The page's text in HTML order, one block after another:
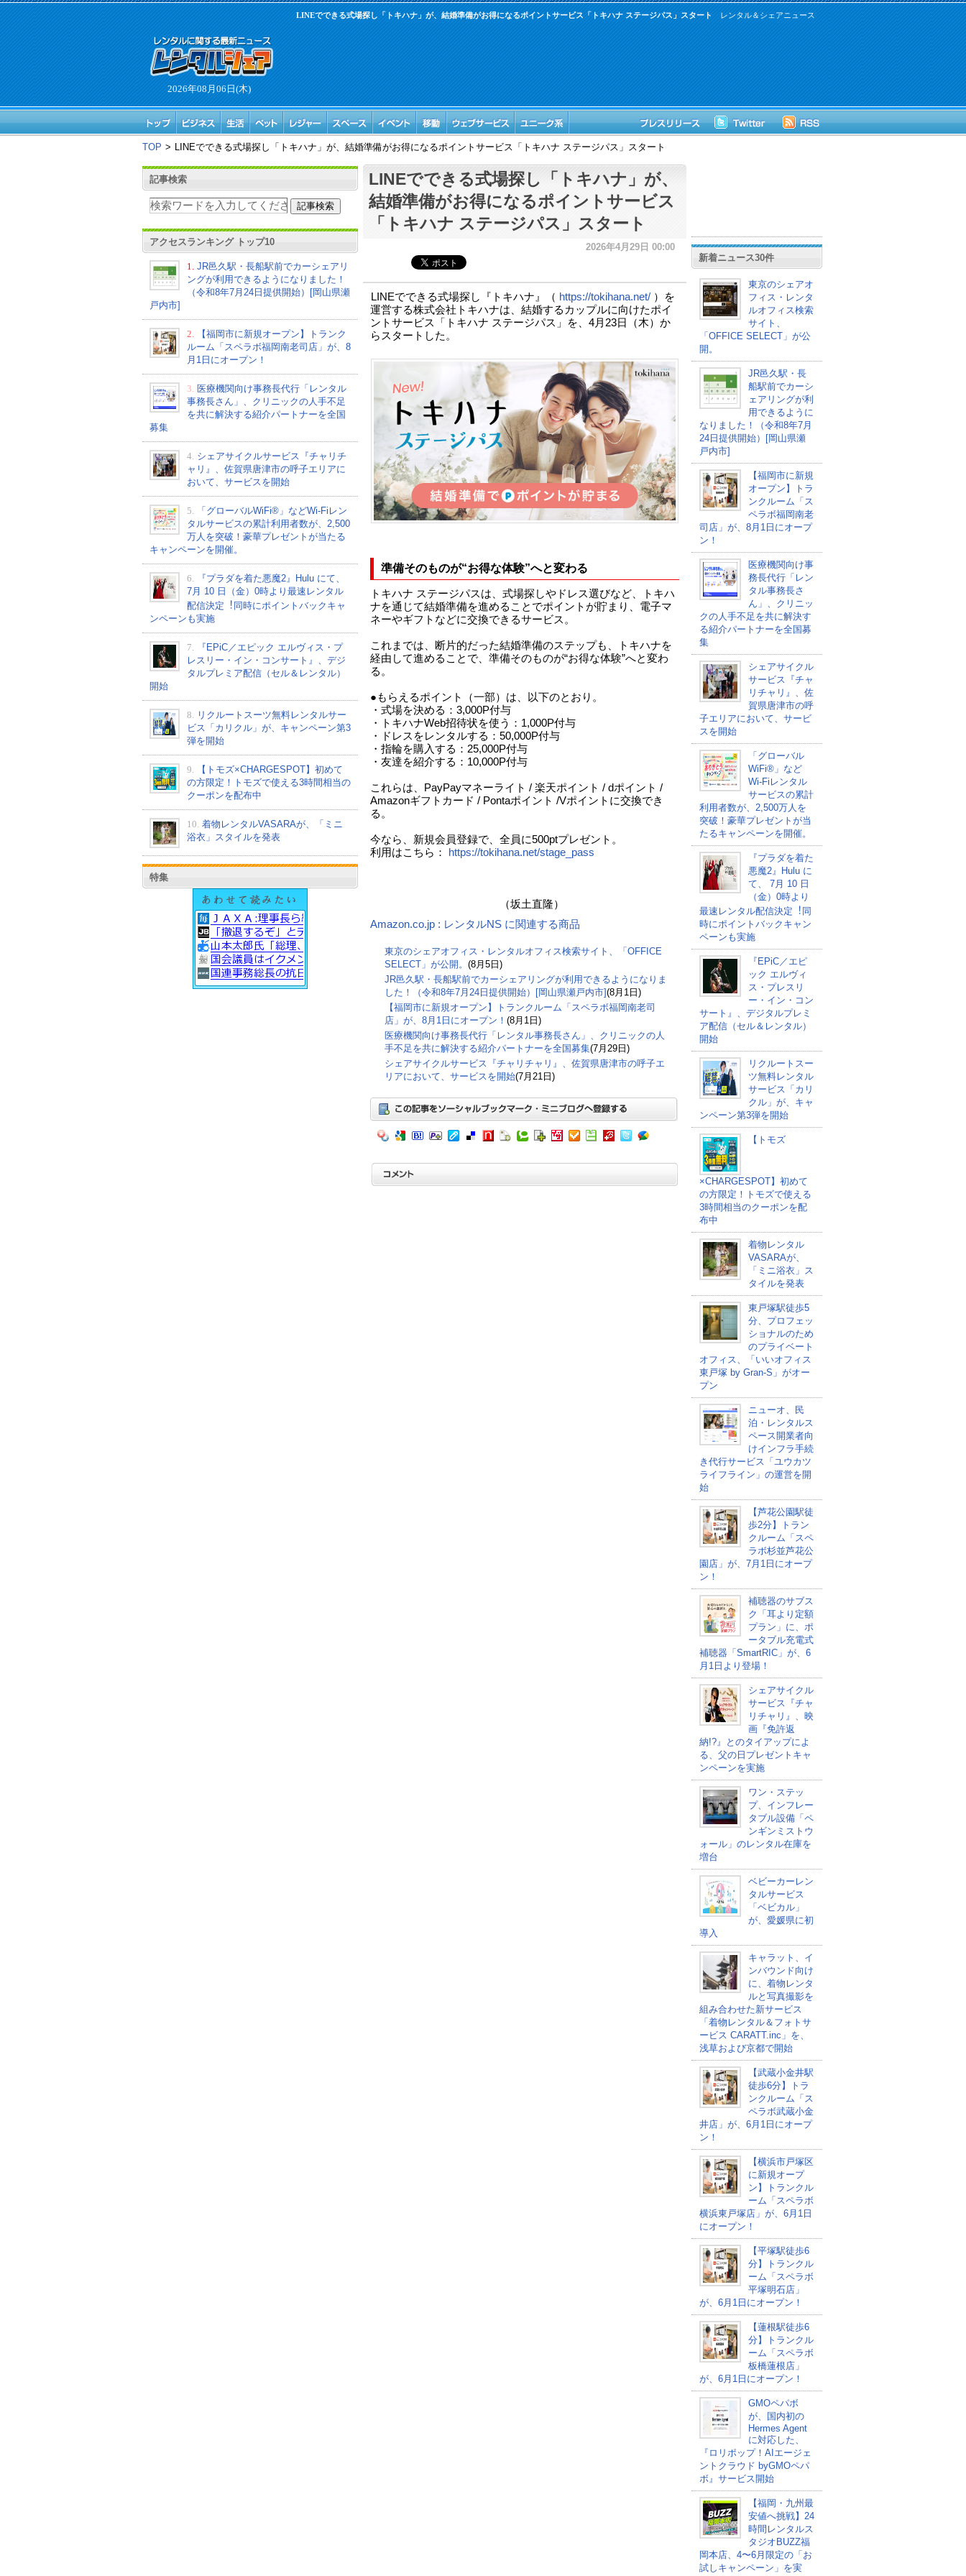
2026年08月06日(木)
レンタル＆シェアニュース
LINEでできる式場探し「トキハナ」が、結婚準備がお得になるポイントサービス「トキハナ ステージパス」スタート
TOP > LINEでできる式場探し「トキハナ」が、結婚準備がお得になるポイントサービス「トキハナ ステージパス」スタート
記事検索
アクセスランキング トップ10
1.
JR邑久駅・長船駅前でカーシェアリ
ングが利用できるようになりました！
（令和8年7月24日提供開始）[岡山県瀬
戸内市]
2.
【福岡市に新規オープン】トランク
ルーム「スペラボ福岡南老司店」が、8
月1日にオープン！
3. 医療機関向け事務長代行「レンタル
事務長さん」、クリニックの人手不足
を共に解決する紹介パートナーを全国
募集
4. シェアサイクルサービス『チャリチ
ャリ』、佐賀県唐津市の呼子エリアに
おいて、サービスを開始
5.
「グローバルWiFi®」などWi-Fiレン
タルサービスの累計利用者数が、2,500
万人を突破！豪華プレゼントが当たる
キャンペーンを開催。
6.
『プラダを着た悪魔2』Hulu にて、
7⽉ 10 ⽇（金）0時より最速レンタル
配信決定︕同時にポイントバックキャ
ンペーンも実施
7.
『EPiC／エピック エルヴィス・プ
レスリー・イン・コンサート』、デジ
タルプレミア配信（セル＆レンタル）
開始
8.
リクルートスーツ無料レンタルサー
ビス「カリクル」が、キャンペーン第3
弾を開始
9.
【トモズ×CHARGESPOT】初めて
の方限定！トモズで使える3時間相当の
クーポンを配布中
10. 着物レンタルVASARAが、「ミニ
浴衣」スタイルを発表
特集
LINEでできる式場探し「トキハナ」が、
結婚準備がお得になるポイントサービス
「トキハナ ステージパス」スタート
2026年4月29日 00:00
​​LINEでできる式場探し『トキハナ』（ https://tokihana.net/）を
運営する株式会社トキハナは、結婚するカップルに向けたポイ
ントサービス「トキハナ ステージパス」を、4月23日（木）か
らスタートした。
準備そのものが“お得な体験”へと変わる
トキハナ ステージパスは、式場探しやドレス選びなど、トキハ
ナを通じて結婚準備を進めることでポイントが貯まり、電子マ
ネーやギフトなどに交換できるサービス。
これまでは、断片的だった結婚準備のステップも、トキハナを
経由して進めることで、準備そのものが“お得な体験”へと変わ
る。
●もらえるポイント（一部）は、以下のとおり。
・式場を決める：3,000P付与
・トキハナWeb招待状を使う：1,000P付与
・ドレスをレンタルする：50,000P付与
・指輪を購入する：25,000P付与
・友達を紹介する：10,000P付与
これらは、PayPayマネーライト / 楽天ポイント / dポイント /
Amazonギフトカード / Pontaポイント /Vポイントに交換でき
る。
今なら、新規会員登録で、全員に500ptプレゼント。
利用はこちら： https://tokihana.net/stage_pass
（坂土直隆）
Amazon.co.jp : レンタルNS に関連する商品
東京のシェアオフィス・レンタルオフィス検索サイト、「OFFICE
SELECT」が公開。 (8月5日)
JR邑久駅・長船駅前でカーシェアリングが利用できるようになりま
した！（令和8年7月24日提供開始）[岡山県瀬戸内市](8月1日)
【福岡市に新規オープン】トランクルーム「スペラボ福岡南老司
店」が、8月1日にオープン！ (8月1日)
医療機関向け事務長代行「レンタル事務長さん」、クリニックの人
手不足を共に解決する紹介パートナーを全国募集(7月29日)
シェアサイクルサービス『チャリチャリ』、佐賀県唐津市の呼子エ
リアにおいて、サービスを開始(7月21日)
新着ニュース30件
東京のシェアオ
フィス・レンタ
ルオフィス検索
サイト、
「OFFICE SELECT」が公
開。
JR邑久駅・長
船駅前でカーシ
ェアリングが利
用できるように
なりました！（令和8年7月
24日提供開始）[岡山県瀬
戸内市]
【福岡市に新規
オープン】トラ
ンクルーム「ス
ペラボ福岡南老
司店」が、8月1日にオープ
ン！
医療機関向け事
務長代行「レン
タル事務長さ
ん」、クリニッ
クの人手不足を共に解決す
る紹介パートナーを全国募
集
シェアサイクル
サービス『チャ
リチャリ』、佐
賀県唐津市の呼
子エリアにおいて、サービ
スを開始
「グローバル
WiFi®」など
Wi-Fiレンタル
サービスの累計
利用者数が、2,500万人を
突破！豪華プレゼントが当
たるキャンペーンを開催。
『プラダを着た
悪魔2』Hulu に
て、 7⽉ 10 ⽇
（金）0時より
最速レンタル配信決定︕同
時にポイントバックキャン
ペーンも実施
『EPiC／エピ
ック エルヴィ
ス・プレスリ
ー・イン・コン
サート』、デジタルプレミ
ア配信（セル＆レンタル）
開始
リクルートスー
ツ無料レンタル
サービス「カリ
クル」が、キャ
ンペーン第3弾を開始
【トモズ
×CHARGESPOT】初めて
の方限定！トモズで使える
3時間相当のクーポンを配
布中
着物レンタル
VASARAが、
「ミニ浴衣」ス
タイルを発表
東戸塚駅徒歩5
分、プロフェッ
ショナルのため
のプライベート
オフィス、「いいオフィス
東戸塚 by Gran-S」がオー
プン
ニューオ、民
泊・レンタルス
ペース開業者向
けインフラ手続
き代行サービス「ユウカツ
ライフライン」の運営を開
始
【芦花公園駅徒
歩2分】トラン
クルーム「スペ
ラボ杉並芦花公
園店」が、7月1日にオープ
ン！
補聴器のサブス
ク「耳より定額
プラン」に、ポ
ータブル充電式
補聴器「SmartRIC」が、6
月1日より登場！
シェアサイクル
サービス『チャ
リチャリ』、映
画『免許返
納!?』とのタイアップによ
る、父の日プレゼントキャ
ンペーンを実施
ワン・ステッ
プ、インフレー
タブル設備「ペ
ンギンミストウ
ォール」のレンタル在庫を
増台
ベビーカーレン
タルサービス
「ベビカル」
が、愛媛県に初
導入
キャラット、イ
ンバウンド向け
に、着物レンタ
ルと写真撮影を
組み合わせた新サービス
「着物レンタル＆フォトサ
ービス CARATT.inc」を、
浅草および京都で開始
【武蔵小金井駅
徒歩6分】トラ
ンクルーム「ス
ペラボ武蔵小金
井店」が、6月1日にオープ
ン！
【横浜市戸塚区
に新規オープ
ン】トランクル
ーム「スペラボ
横浜東戸塚店」が、6月1日
にオープン！
【平塚駅徒歩6
分】トランクル
ーム「スペラボ
平塚明石店」
が、6月1日にオープン！
【蓮根駅徒歩6
分】トランクル
ーム「スペラボ
板橋蓮根店」
が、6月1日にオープン！
GMOペパボ
が、国内初の
Hermes Agent
に対応した、
『ロリポップ！AIエージェ
ントクラウド byGMOペパ
ボ』サービス開始
【福岡・九州最
安値へ挑戦】24
時間レンタルス
タジオBUZZ福
岡本店、4〜6月限定の「お
試しキャンペーン」を実